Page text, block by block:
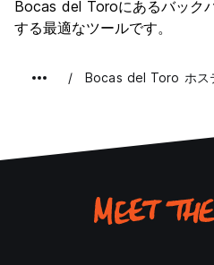
Bocas del Toroにあるバック
する最適なツールです。
Bocas del Toro ホス